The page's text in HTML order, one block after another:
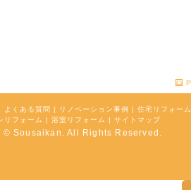
よくある質問 | リノベーション事例 | 住宅リフォーム
リフォーム | 浴室リフォーム | サイトマップ
© Sousaikan. All Rights Reserved.